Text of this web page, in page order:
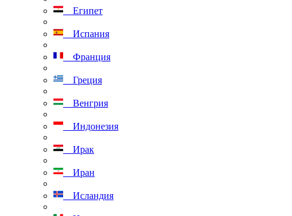
Египет
Испания
Франция
Греция
Венгрия
Индонезия
Ирак
Иран
Исландия